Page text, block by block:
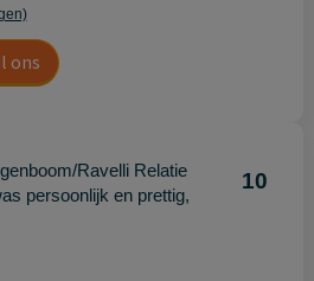
ons
Ravelli Relatie
persoonlijk en prettig,
10